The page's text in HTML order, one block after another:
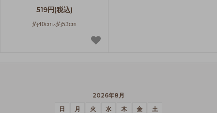
519円(税込)
約40cm×約53cm
2026年8月
日
月 火 水 木 金
土